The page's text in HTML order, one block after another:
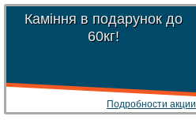
Каміння в подарунок до
60кг!
Подробности акции